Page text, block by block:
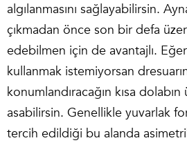
algılanmasını sağlayabilirsin.
çıkmadan önce son bir defa
edebilmen için de avantajlı.
kullanmak istemiyorsan
konumlandıracağın kısa
asabilirsin. Genellikle yuvarlak
tercih edildiği bu alanda